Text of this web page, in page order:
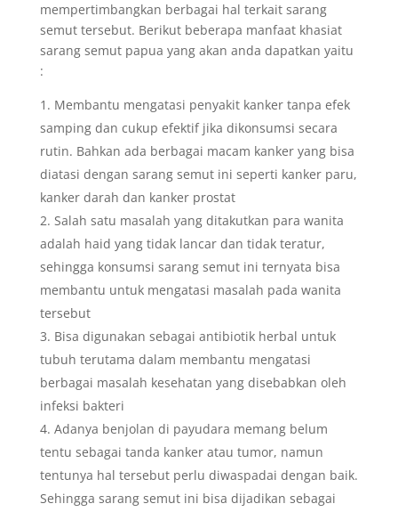
mempertimbangkan berbagai hal terkait sarang
semut tersebut. Berikut beberapa manfaat khasiat
sarang semut papua yang akan anda dapatkan yaitu
:
Membantu mengatasi penyakit kanker tanpa efek
samping dan cukup efektif jika dikonsumsi secara
rutin. Bahkan ada berbagai macam kanker yang bisa
diatasi dengan sarang semut ini seperti kanker paru,
kanker darah dan kanker prostat
Salah satu masalah yang ditakutkan para wanita
adalah haid yang tidak lancar dan tidak teratur,
sehingga konsumsi sarang semut ini ternyata bisa
membantu untuk mengatasi masalah pada wanita
tersebut
Bisa digunakan sebagai antibiotik herbal untuk
tubuh terutama dalam membantu mengatasi
berbagai masalah kesehatan yang disebabkan oleh
infeksi bakteri
Adanya benjolan di payudara memang belum
tentu sebagai tanda kanker atau tumor, namun
tentunya hal tersebut perlu diwaspadai dengan baik.
Sehingga sarang semut ini bisa dijadikan sebagai